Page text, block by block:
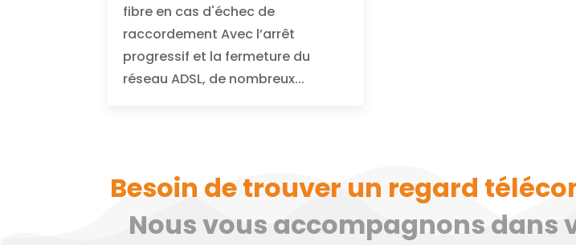
fibre en cas d'échec de
raccordement Avec l’arrêt
progressif et la fermeture du
réseau ADSL, de nombreux...
Besoin de trouver un regard
Nous vous accompagnons dans